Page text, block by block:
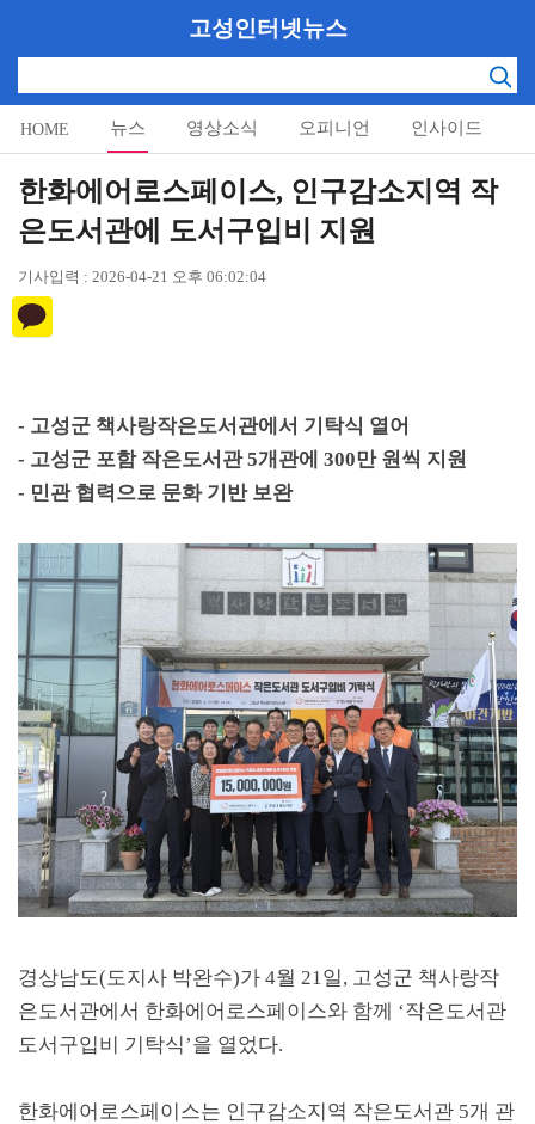
고성인터넷뉴스
HOME 뉴스 영상소식 오피니언 인사이드
알림마당
한화에어로스페이스, 인구감소지역 작
은도서관에 도서구입비 지원
기사입력 : 2026-04-21 오후 06:02:04
- 고성군 책사랑작은도서관에서 기탁식 열어
- 고성군 포함 작은도서관5개관에 300만 원씩 지원
- 민관 협력으로 문화 기반 보완
경상남도(도지사 박완수)가 4월 21일, 고성군 책사랑작
은도서관에서 한화에어로스페이스와 함께 ‘작은도서관
도서구입비 기탁식’을 열었다.
한화에어로스페이스는 인구감소지역 작은도서관 5개 관